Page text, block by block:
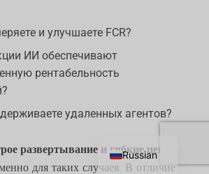
и улучшаете FCR?
ИИ обеспечивают
рентабельность
удаленных агентов?
развертывание и гибкие цены?
для таких случаев. В отличие
Russian
Chinese